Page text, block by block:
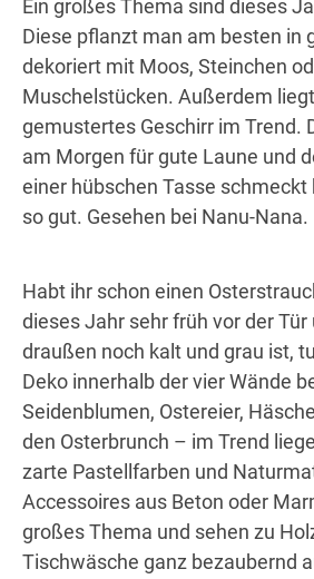
Ein großes Thema sind dieses
Diese pflanzt man am besten in
dekoriert mit Moos, Steinchen
Muschelstücken. Außerdem
gemustertes Geschirr im Trend.
am Morgen für gute Laune und
einer hübschen Tasse
so gut. Gesehen bei Nanu-Nana.
Habt ihr schon einen
dieses Jahr sehr früh vor der Tür
draußen noch kalt und grau ist,
Deko innerhalb der vier Wände
Seidenblumen, Ostereier,
den Osterbrunch – im Trend
zarte Pastellfarben und
Accessoires aus Beton oder
großes Thema und sehen zu
Tischwäsche ganz bezaubernd